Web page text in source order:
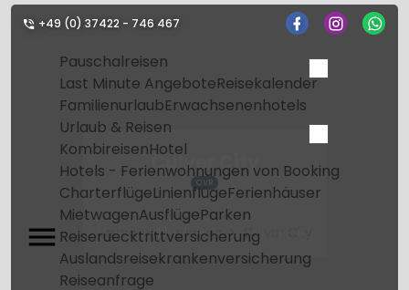
+49 (0) 37422 - 746 467
Pauschalreisen
Last Minute AngeboteReisekalender
FamilienurlaubErwachsenenhotels
Urlaub & Reisen
KombireisenHotel
Hotels - Ferienwohnungen von Booking
CharterflügeLinienflügeFerienhäuser
MietwagenAusflügeParken
Reiseruecktrittversicherung
Auslandsreisekrankenversicherung
Reiseanfrage
Culver City
CVR
Home Flughafen Culver City